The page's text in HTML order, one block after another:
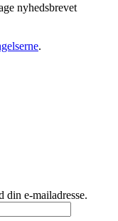
nyhedsbrevet
.
din e-mailadresse.